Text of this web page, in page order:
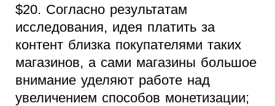
$20. Согласно результатам
исследования, идея платить за
контент близка покупателями таких
магазинов, а сами магазины большое
внимание уделяют работе над
увеличением способов монетизации;